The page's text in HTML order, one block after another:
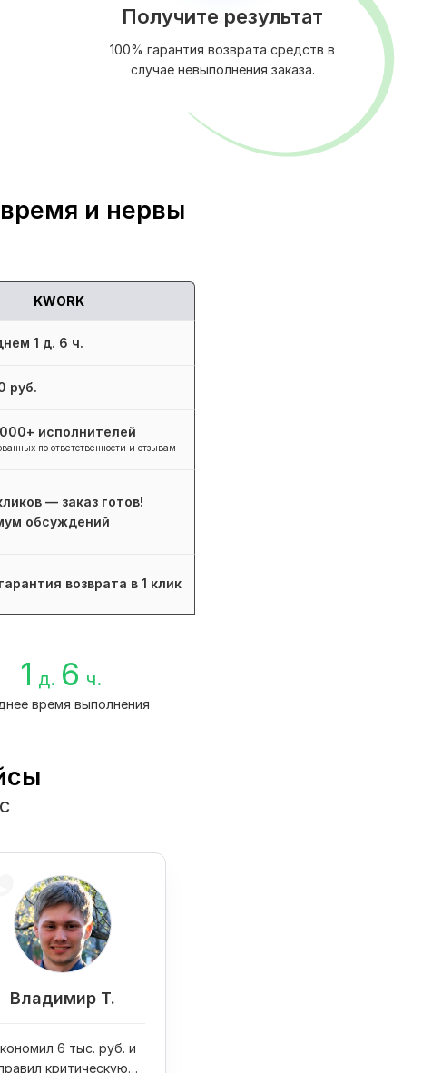
Получите результат
100% гарантия возврата средств в
случае невыполнения заказа.
и нервы
KWORK
1 д. 6 ч.
руб.
исполнителей
по ответственности и отзывам
— заказ готов!
обсуждений
возврата в 1 клик
1 д. 6 ч.
время выполнения
Владимир Т.
6 тыс. руб. и
критическую